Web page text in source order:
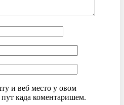
и веб место у овом
пут када коментаришем.